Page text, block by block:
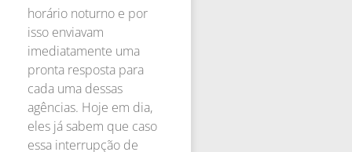
horário noturno e por
isso enviavam
imediatamente uma
pronta resposta para
cada uma dessas
agências. Hoje em dia,
eles já sabem que caso
essa interrupção de